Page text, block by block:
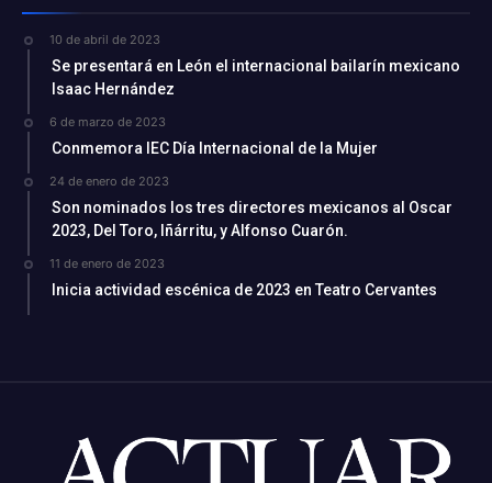
10 de abril de 2023
Se presentará en León el internacional bailarín mexicano
Isaac Hernández
6 de marzo de 2023
Conmemora IEC Día Internacional de la Mujer
24 de enero de 2023
Son nominados los tres directores mexicanos al Oscar
2023, Del Toro, Iñárritu, y Alfonso Cuarón.
11 de enero de 2023
Inicia actividad escénica de 2023 en Teatro Cervantes